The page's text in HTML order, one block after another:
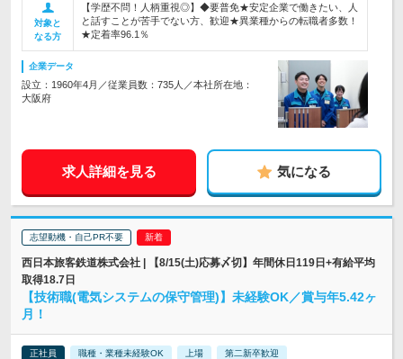
対象と
なる方
【学歴不問！人柄重視◎】◆要普免★安定企業で働きたい、人
と話すことが苦手でない方、歓迎★異業種からの転職者多数！
★定着率96.1％
企業データ
設立：1960年4月／従業員数：735人／本社所在地：
大阪府
求人詳細を見る 気になる
志望動機・自己PR不要
西日本旅客鉄道株式会社 | 【8/15(土)応募〆切】年間休日119日+有給平均
取得18.7日
【技術職(電気システムの保守管理)】未経験OK／賞与年5.42ヶ
月！
正社員 職種・業種未経験OK 上場 第二新卒歓迎